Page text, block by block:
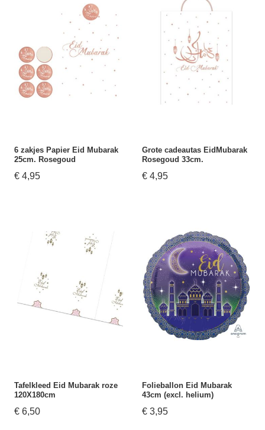
6 zakjes Papier Eid Mubarak
25cm. Rosegoud
€ 4,95
Grote cadeautas EidMubarak
Rosegoud 33cm.
€ 4,95
Tafelkleed Eid Mubarak roze
120X180cm
€ 6,50
Folieballon Eid Mubarak
43cm (excl. helium)
€ 3,95